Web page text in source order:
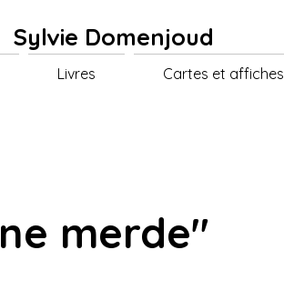
Sylvie Domenjoud
Livres Cartes et affiches
merde"